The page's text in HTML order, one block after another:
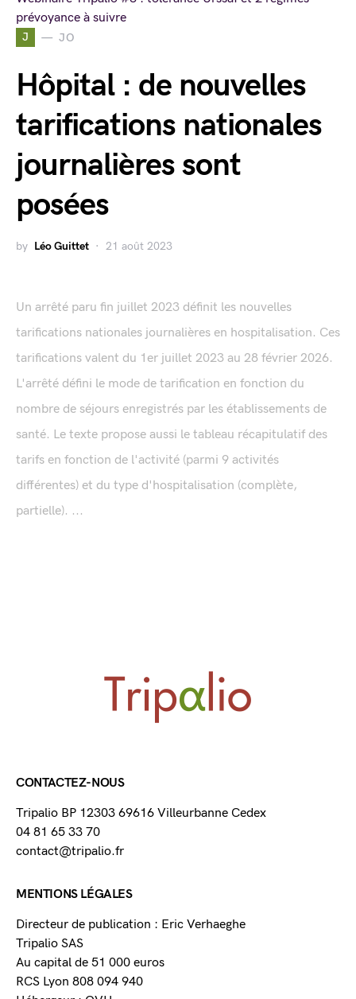
J JO
Hôpital : de nouvelles
tarifications nationales
journalières sont
posées
by Léo Guittet 21 août 2023
Un arrêté paru fin juillet 2023 définit les nouvelles
tarifications nationales journalières en hospitalisation. Ces
tarifications valent du 1er juillet 2023 au 28 février 2026.
L'arrêté défini le mode de tarification en fonction du
nombre de séjours enregistrés par les établissements de
santé. Le texte propose aussi le tableau récapitulatif des
tarifs en fonction de l'activité (parmi 9 activités
différentes) et du type d'hospitalisation (complète,
partielle). ...
prévoyance à suivre
CONTACTEZ-NOUS
Tripalio BP 12303 69616 Villeurbanne Cedex
04 81 65 33 70
contact@tripalio.fr
MENTIONS LÉGALES
Directeur de publication : Eric Verhaeghe
Tripalio SAS
Au capital de 51 000 euros
RCS Lyon 808 094 940